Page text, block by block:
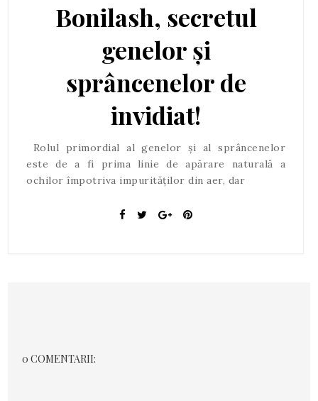
Bonilash, secretul
genelor și
sprâncenelor de
invidiat!
Rolul primordial al genelor și al sprâncenelor
este de a fi prima linie de apărare naturală a
ochilor împotriva impurităților din aer, dar
0 COMENTARII: